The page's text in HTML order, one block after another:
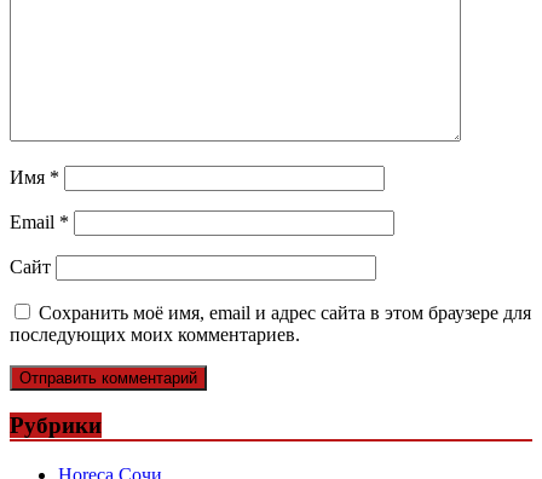
Имя *
Email *
Сайт
Сохранить моё имя, email и адрес сайта в этом браузере для
последующих моих комментариев.
Рубрики